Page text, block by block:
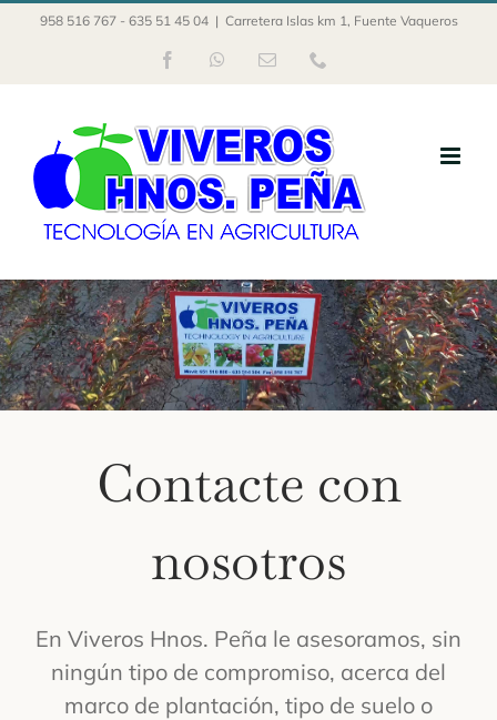
Saltar958 516 767 - 635 51 45 04 | Carretera Islas km 1, Fuente Vaqueros
FacebookWhatsAppCorreo
Contacte con
nosotros
En Viveros Hnos. Peña le asesoramos, sin
ningún tipo de compromiso, acerca del
marco de plantación, tipo de suelo o